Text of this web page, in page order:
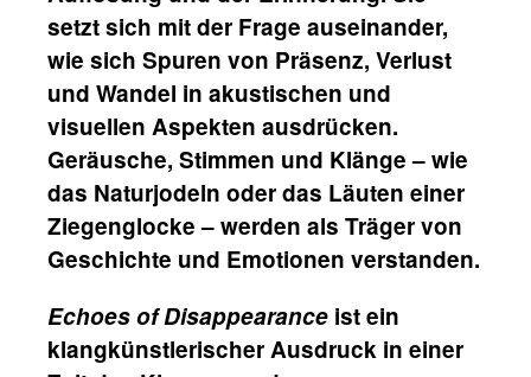
setzt sich mit der Frage auseinander,
wie sich Spuren von Präsenz, Verlust
und Wandel in akustischen und
visuellen Aspekten ausdrücken.
Geräusche, Stimmen und Klänge – wie
das Naturjodeln oder das Läuten einer
Ziegenglocke – werden als Träger von
Geschichte und Emotionen verstanden.
Echoes of Disappearance ist ein
klangkünstlerischer Ausdruck in einer